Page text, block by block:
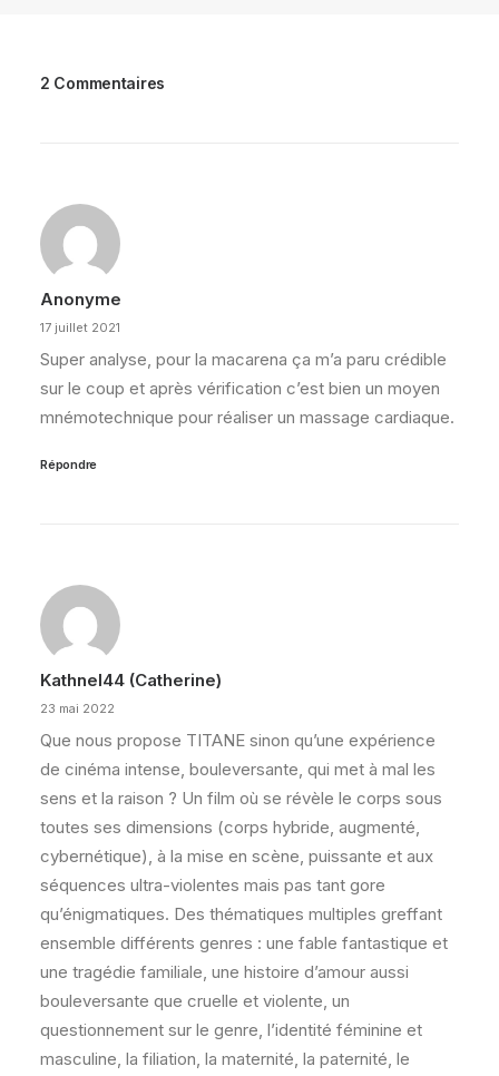
2 Commentaires
Anonyme
17 juillet 2021
Super analyse, pour la macarena ça m’a paru crédible
sur le coup et après vérification c’est bien un moyen
mnémotechnique pour réaliser un massage cardiaque.
Répondre
Kathnel44 (catherine)
23 mai 2022
Que nous propose TITANE sinon qu’une expérience
de cinéma intense, bouleversante, qui met à mal les
sens et la raison ? Un film où se révèle le corps sous
toutes ses dimensions (corps hybride, augmenté,
cybernétique), à la mise en scène, puissante et aux
séquences ultra-violentes mais pas tant gore
qu’énigmatiques. Des thématiques multiples greffant
ensemble différents genres : une fable fantastique et
une tragédie familiale, une histoire d’amour aussi
bouleversante que cruelle et violente, un
questionnement sur le genre, l’identité féminine et
masculine, la filiation, la maternité, la paternité, le